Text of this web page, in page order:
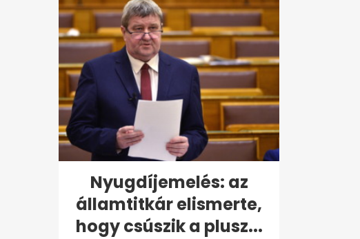
Nyugdíjemelés: az
államtitkár elismerte,
hogy csúszik a plusz...